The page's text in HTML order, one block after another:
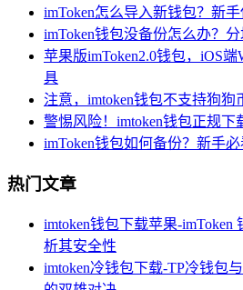
imToken怎么导入新钱包？新
imToken钱包没备份怎么办？
苹果版imToken2.0钱包，iOS
具
注意，imtoken钱包不支持狗狗
警惕风险！imtoken钱包正规下
imToken钱包如何备份？新手
热门文章
imtoken钱包下载苹果-imToken
析其安全性
imtoken冷钱包下载-TP冷钱包